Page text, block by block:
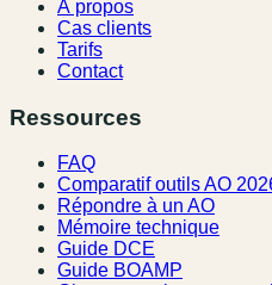
À propos
Cas clients
Tarifs
Contact
Ressources
FAQ
Comparatif outils AO
Répondre à un AO
Mémoire technique
Guide DCE
Guide BOAMP